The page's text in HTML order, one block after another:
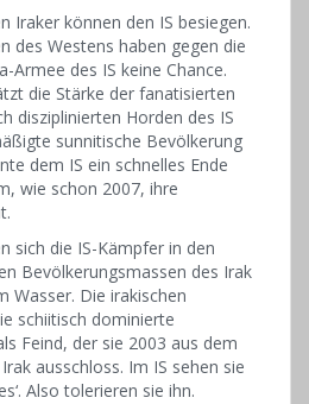
Iraker können den IS besiegen.
des Westens haben gegen die
Armee des IS keine Chance.
die Stärke der fanatisierten
disziplinierten Horden des IS
sunnitische Bevölkerung
dem IS ein schnelles Ende
wie schon 2007, ihre
sich die IS-Kämpfer in den
Bevölkerungsmassen des Irak
Wasser. Die irakischen
schiitisch dominierte
Feind, der sie 2003 aus dem
ausschloss. Im IS sehen sie
Also tolerieren sie ihn.